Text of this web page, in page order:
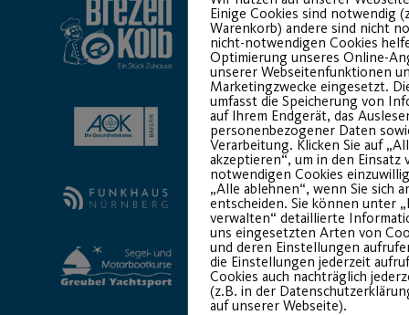
Einige Cookies sind notwendig
Warenkorb) andere sind nicht
nicht-notwendigen Cookies
Optimierung unseres Online-
unserer Webseitenfunktionen
Marketingzwecke eingesetzt.
umfasst die Speicherung von
auf Ihrem Endgerät, das
personenbezogener Daten
Verarbeitung. Klicken Sie auf
akzeptieren“, um in den Einsatz
notwendigen Cookies
„Alle ablehnen“, wenn Sie sich
entscheiden. Sie können unter
verwalten“ detaillierte
uns eingesetzten Arten von
und deren Einstellungen
die Einstellungen jederzeit
Cookies auch nachträglich
(z.B. in der
auf unserer Webseite).